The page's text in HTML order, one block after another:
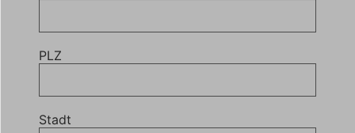
PLZ
Stadt